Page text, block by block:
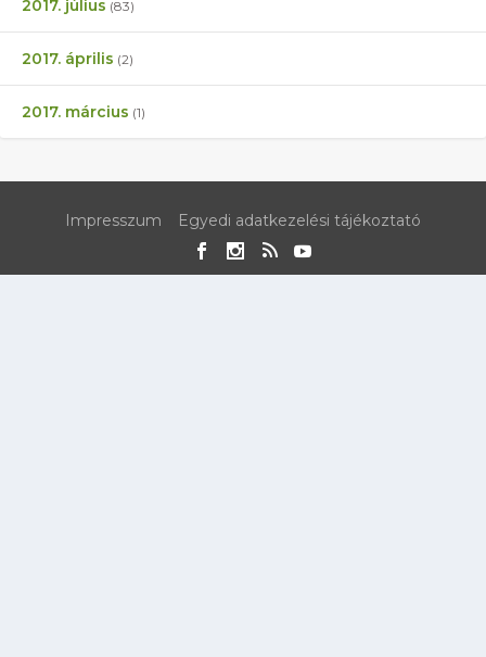
2017. július (83)
2017. április (2)
2017. március (1)
Impresszum Egyedi adatkezelési tájékoztató